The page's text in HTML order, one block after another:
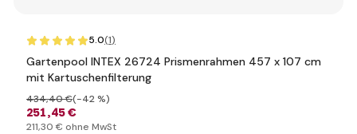
5.0(1)
Gartenpool INTEX 26724 Prismenrahmen 457 x 107 cm
mit Kartuschenfilterung
251,45 €
434,40 €(-42 %)
211,30 € ohne MwSt